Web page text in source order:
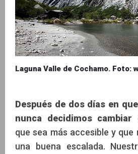
Laguna Valle de Cochamo. Foto:
Después de dos días en
nunca decidimos cambiar
que sea más accesible y
una buena escalada.